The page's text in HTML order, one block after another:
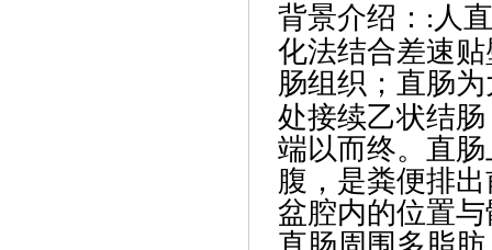
背景介绍 ： :人
化法结合差速
肠组织；直肠
处接续乙状结
端以而终。直
腹，是粪便排
盆腔内的位置